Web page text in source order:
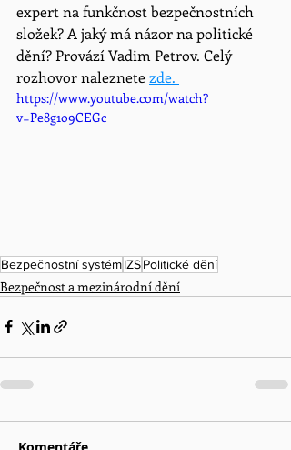
expert na funkčnost bezpečnostních
složek? A jaký má názor na politické
dění? Provází Vadim Petrov. Celý
rozhovor naleznete zde.
https://www.youtube.com/watch?
v=Pe8g1o9CEGc
Bezpečnostní systémIZSPolitické dění
Bezpečnost a mezinárodní dění